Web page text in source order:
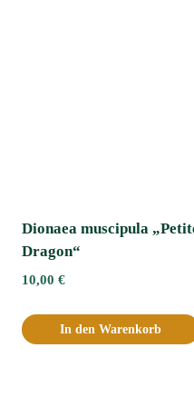
Dionaea muscipula
Dragon“
10,00 €
In den Warenkorb